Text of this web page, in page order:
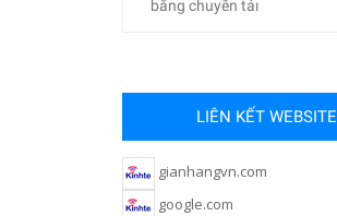
băng chuyền tảı
LIÊN KẾT WEBSITE
gianhangvn.com
google.com